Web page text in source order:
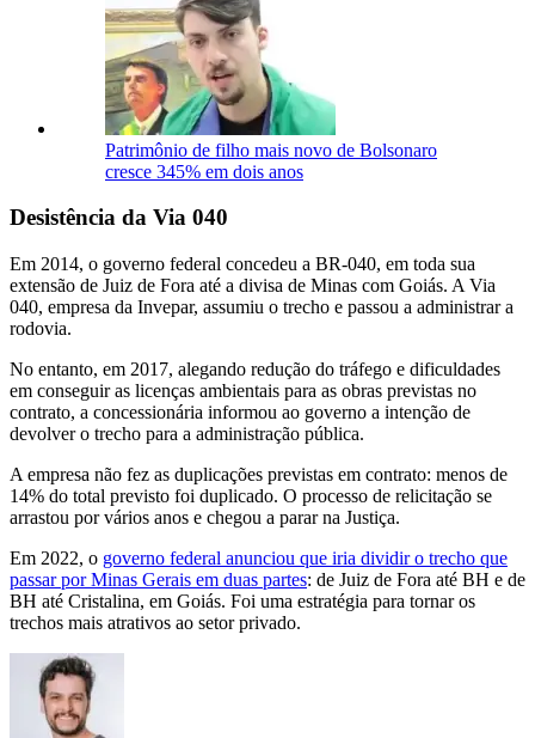
Patrimônio de filho mais novo de Bolsonaro
cresce 345% em dois anos
Desistência da Via 040
Em 2014, o governo federal concedeu a BR-040, em toda sua
extensão de Juiz de Fora até a divisa de Minas com Goiás. A Via
040, empresa da Invepar, assumiu o trecho e passou a administrar a
rodovia.
No entanto, em 2017, alegando redução do tráfego e dificuldades
em conseguir as licenças ambientais para as obras previstas no
contrato, a concessionária informou ao governo a intenção de
devolver o trecho para a administração pública.
A empresa não fez as duplicações previstas em contrato: menos de
14% do total previsto foi duplicado. O processo de relicitação se
arrastou por vários anos e chegou a parar na Justiça.
Em 2022, o governo federal anunciou que iria dividir o trecho que
passar por Minas Gerais em duas partes: de Juiz de Fora até BH e de
BH até Cristalina, em Goiás. Foi uma estratégia para tornar os
trechos mais atrativos ao setor privado.